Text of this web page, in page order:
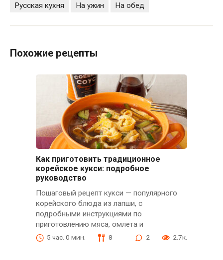
Русская кухня
На ужин На обед
Похожие рецепты
Как приготовить традиционное
корейское кукси: подробное
руководство
Пошаговый рецепт кукси — популярного
корейского блюда из лапши, с
подробными инструкциями по
приготовлению мяса, омлета и
5 час. 0 мин. 8 2 2.7к.